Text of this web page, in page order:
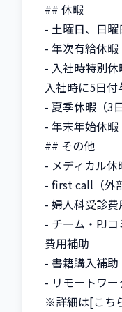
## 休暇
- 土曜日、日
- 年次有給休暇
- 入社時特別休
入社時に5日付
- 夏季休暇（3日
- 年末年始休暇
## その他
- メディカル休
- first call（外
- 婦人科受診費
- チーム・PJ
費用補助
- 書籍購入補助
- リモートワ
※詳細は[こち